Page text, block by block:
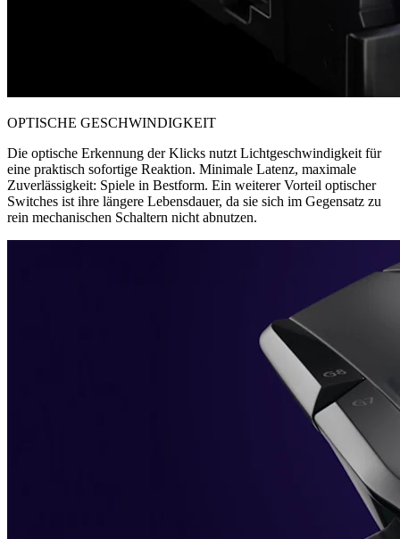
OPTISCHE GESCHWINDIGKEIT
Die optische Erkennung der Klicks nutzt Lichtgeschwindigkeit für
eine praktisch sofortige Reaktion. Minimale Latenz, maximale
Zuverlässigkeit: Spiele in Bestform. Ein weiterer Vorteil optischer
Switches ist ihre längere Lebensdauer, da sie sich im Gegensatz zu
rein mechanischen Schaltern nicht abnutzen.